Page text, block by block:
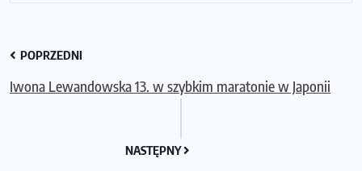
POPRZEDNI
Iwona Lewandowska 13. w szybkim maratonie w Japonii
NASTĘPNY